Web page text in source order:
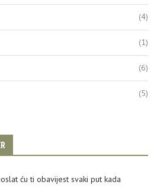
(4)
(1)
(6)
(5)
ću ti obavijest svaki put kada